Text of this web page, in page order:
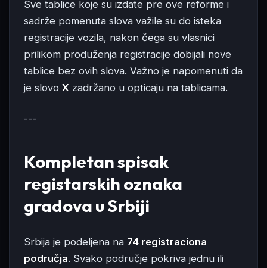
Sve tablice koje su izdate pre ove reforme i
sadrže pomenuta slova važile su do isteka
registracije vozila, nakon čega su vlasnici
prilikom produženja registracije dobijali nove
tablice bez ovih slova. Važno je napomenuti da
je slovo X zadržano u opticaju na tablicama.
---
Kompletan spisak
registarskih oznaka
gradova u Srbiji
Srbija je podeljena na 74 registraciona
područja. Svako područje pokriva jednu ili